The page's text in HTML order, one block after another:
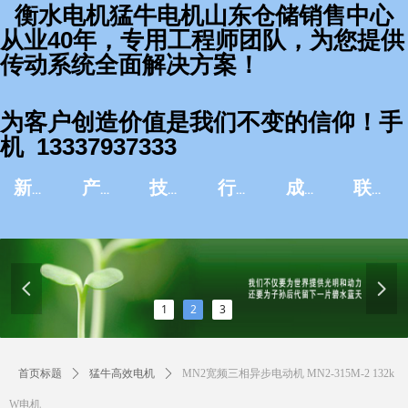
新闻资讯 产品中心 技术服务 行业应用 成功案例 联系我们
1 2 3
넳 넲
衡水电机猛牛电机山东仓储销售中心
从业40年，专用工程师团队，为您提供
传动系统全面解决方案！
为客户创造价值是我们不变的信仰！手
机 13337937333
首页标题 ꄲ 猛牛高效电机 ꄲ MN2宽频三相异步电动机 MN2-315M-2 132k
W电机